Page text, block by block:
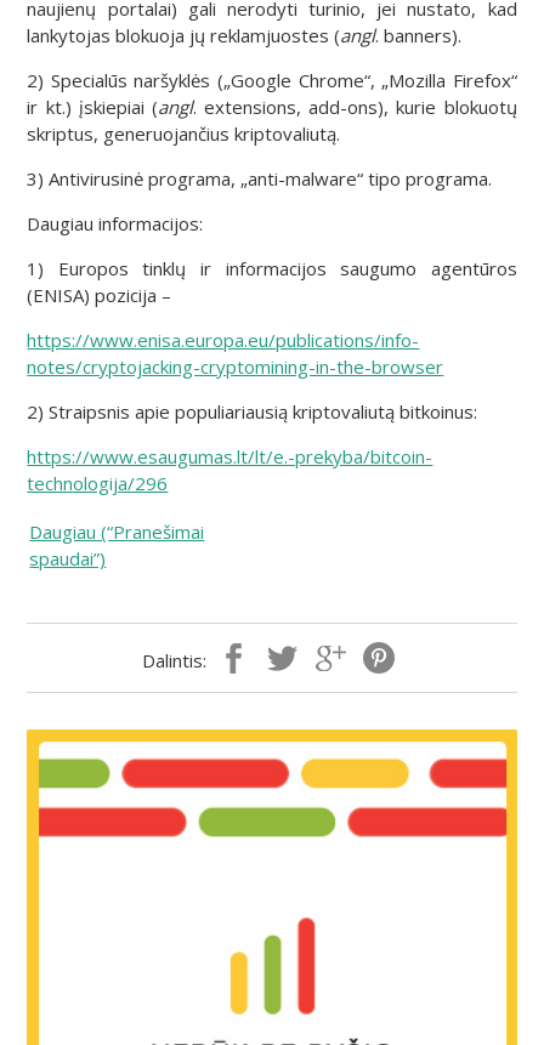
naujienų portalai) gali nerodyti turinio, jei nustato, kad
lankytojas blokuoja jų reklamjuostes (angl. banners).
2) Specialūs naršyklės („Google Chrome“, „Mozilla Firefox“
ir kt.) įskiepiai (angl. extensions, add-ons), kurie blokuotų
skriptus, generuojančius kriptovaliutą.
3) Antivirusinė programa, „anti-malware“ tipo programa.
Daugiau informacijos:
1) Europos tinklų ir informacijos saugumo agentūros
(ENISA) pozicija –
https://www.enisa.europa.eu/publications/info-
notes/cryptojacking-cryptomining-in-the-browser
2) Straipsnis apie populiariausią kriptovaliutą bitkoinus:
https://www.esaugumas.lt/lt/e.-prekyba/bitcoin-
technologija/296
Daugiau (“Pranešimai
spaudai”)
Dalintis: